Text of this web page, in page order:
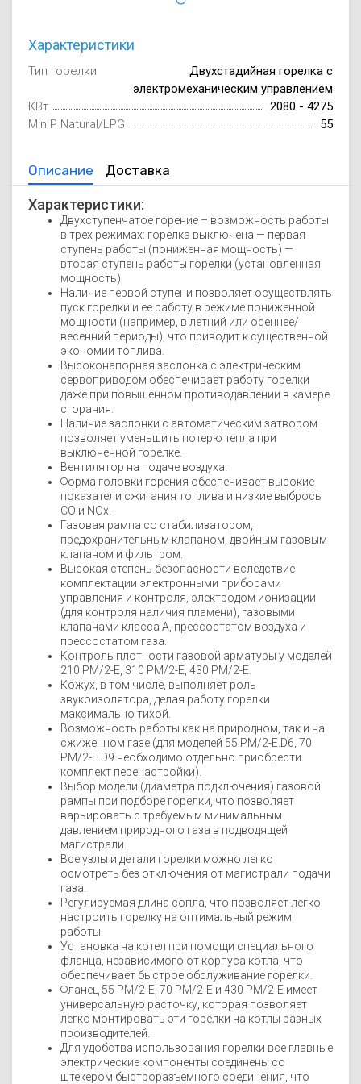
Характеристики
Тип горелки
Двухстадийная горелка с
электромеханическим управлением
КВт
2080 - 4275
Min P Natural/LPG
55
Описание Доставка
Характеристики:
Двухступенчатое горение – возможность работы
в трех режимах: горелка выключена — первая
ступень работы (пониженная мощность) —
вторая ступень работы горелки (установленная
мощность).
Наличие первой ступени позволяет осуществлять
пуск горелки и ее работу в режиме пониженной
мощности (например, в летний или осеннее/
весенний периоды), что приводит к существенной
экономии топлива.
Высоконапорная заслонка с электрическим
сервоприводом обеспечивает работу горелки
даже при повышенном противодавлении в камере
сгорания.
Наличие заслонки с автоматическим затвором
позволяет уменьшить потерю тепла при
выключенной горелке.
Вентилятор на подаче воздуха.
Форма головки горения обеспечивает высокие
показатели сжигания топлива и низкие выбросы
CO и NOx.
Газовая рампа со стабилизатором,
предохранительным клапаном, двойным газовым
клапаном и фильтром.
Высокая степень безопасности вследствие
комплектации электронными приборами
управления и контроля, электродом ионизации
(для контроля наличия пламени), газовыми
клапанами класса А, прессостатом воздуха и
прессостатом газа.
Контроль плотности газовой арматуры у моделей
210 PM/2-E, 310 PM/2-E, 430 PM/2-E.
Кожух, в том числе, выполняет роль
звукоизолятора, делая работу горелки
максимально тихой.
Возможность работы как на природном, так и на
сжиженном газе (для моделей 55 PM/2-E.D6, 70
PM/2-E.D9 необходимо отдельно приобрести
комплект перенастройки).
Выбор модели (диаметра подключения) газовой
рампы при подборе горелки, что позволяет
варьировать с требуемым минимальным
давлением природного газа в подводящей
магистрали.
Все узлы и детали горелки можно легко
осмотреть без отключения от магистрали подачи
газа.
Регулируемая длина сопла, что позволяет легко
настроить горелку на оптимальный режим
работы.
Установка на котел при помощи специального
фланца, независимого от корпуса котла, что
обеспечивает быстрое обслуживание горелки.
Фланец 55 PM/2-E, 70 РМ/2-Е и 430 РМ/2-Е имеет
универсальную расточку, которая позволяет
легко монтировать эти горелки на котлы разных
производителей.
Для удобства использования горелки все главные
электрические компоненты соединены со
штекером быстроразъемного соединения, что